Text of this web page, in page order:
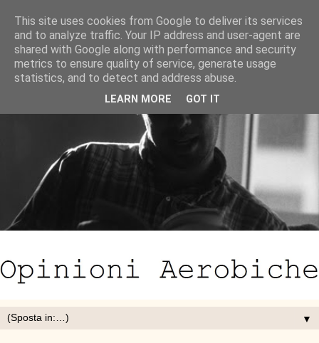
▼
This site uses cookies from Google to deliver its services
and to analyze traffic. Your IP address and user-agent are
shared with Google along with performance and security
metrics to ensure quality of service, generate usage
statistics, and to detect and address abuse.
LEARN MORE GOT IT